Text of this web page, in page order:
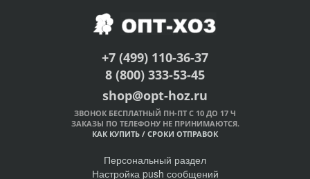
+7 (499) 110-36-37
8 (800) 333-53-45
shop@opt-hoz.ru
ЗВОНОК БЕСПЛАТНЫЙ ПН-ПТ С 10 ДО 17 Ч
ЗАКАЗЫ ПО ТЕЛЕФОНУ НЕ ПРИНИМАЮТСЯ.
КАК КУПИТЬ / СРОКИ ОТПРАВОК
Персональный раздел
Настройка push сообщений